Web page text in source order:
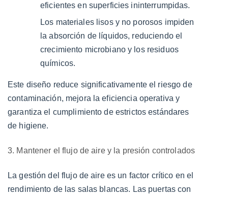
Conclusión
eficientes en superficies ininterrumpidas.
Los materiales lisos y no porosos impiden
la absorción de líquidos, reduciendo el
crecimiento microbiano y los residuos
químicos.
Este diseño reduce significativamente el riesgo de
contaminación, mejora la eficiencia operativa y
garantiza el cumplimiento de estrictos estándares
de higiene.
3. Mantener el flujo de aire y la presión controlados
La gestión del flujo de aire es un factor crítico en el
rendimiento de las salas blancas. Las puertas con